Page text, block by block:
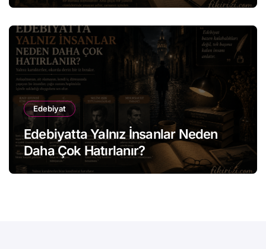
Edebiyat
Edebiyatta Yalnız İnsanlar Neden
Daha Çok Hatırlanır?